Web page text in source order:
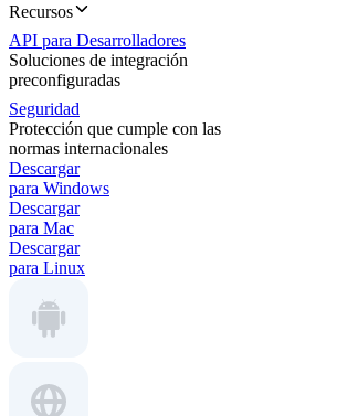
Recursos
API para Desarrolladores
Soluciones de integración
preconfiguradas
Seguridad
Protección que cumple con las
normas internacionales
Descargar
para Windows
Descargar
para Mac
Descargar
para Linux